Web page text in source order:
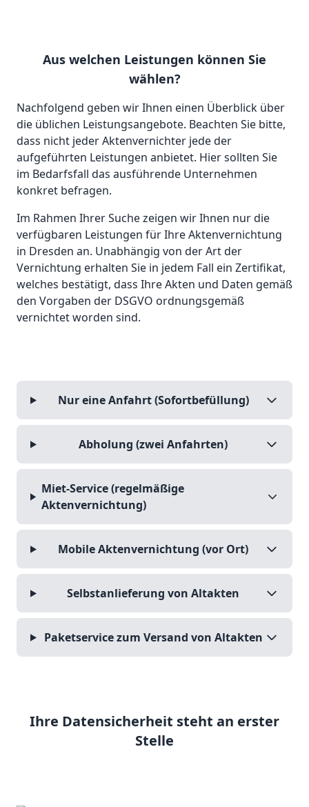
Aus welchen Leistungen können Sie
wählen?
Nachfolgend geben wir Ihnen einen Überblick über
die üblichen Leistungsangebote. Beachten Sie bitte,
dass nicht jeder Aktenvernichter jede der
aufgeführten Leistungen anbietet. Hier sollten Sie
im Bedarfsfall das ausführende Unternehmen
konkret befragen.
Im Rahmen Ihrer Suche zeigen wir Ihnen nur die
verfügbaren Leistungen für Ihre Aktenvernichtung
in Dresden an. Unabhängig von der Art der
Vernichtung erhalten Sie in jedem Fall ein Zertifikat,
welches bestätigt, dass Ihre Akten und Daten gemäß
den Vorgaben der DSGVO ordnungsgemäß
vernichtet worden sind.
Nur eine Anfahrt (Sofortbefüllung)
Abholung (zwei Anfahrten)
Miet-Service (regelmäßige
Aktenvernichtung)
Mobile Aktenvernichtung (vor Ort)
Selbstanlieferung von Altakten
Paketservice zum Versand von Altakten
Ihre Datensicherheit steht an erster
Stelle